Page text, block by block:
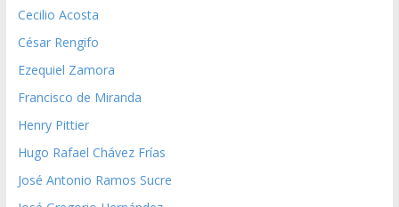
Cecilio Acosta
César Rengifo
Ezequiel Zamora
Francisco de Miranda
Henry Pittier
Hugo Rafael Chávez Frías
José Antonio Ramos Sucre